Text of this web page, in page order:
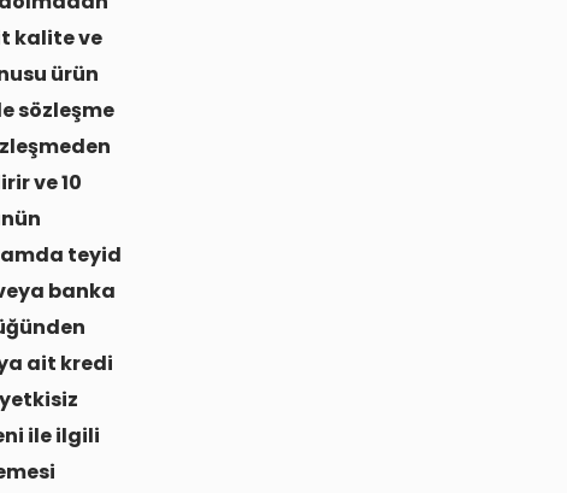
kalite ve
ürün
sözleşme
ve 10
teyid
banka
ait kredi
ile ilgili